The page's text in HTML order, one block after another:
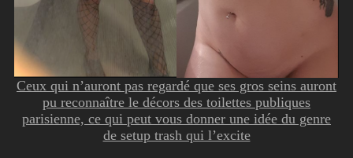
Ceux qui n’auront pas regardé que ses gros seins auront
pu reconnaître le décors des toilettes publiques
parisienne, ce qui peut vous donner une idée du genre
de setup trash qui l’excite